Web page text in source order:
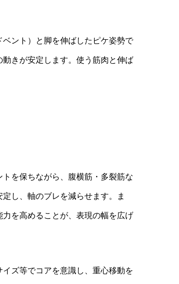
ント）と脚を伸ばしたピケ姿勢で
きが安定します。使う筋肉と伸ば
を保ちながら、腹横筋・多裂筋な
し、軸のブレを減らせます。ま
を高めることが、表現の幅を広げ
ズ等でコアを意識し、重心移動を